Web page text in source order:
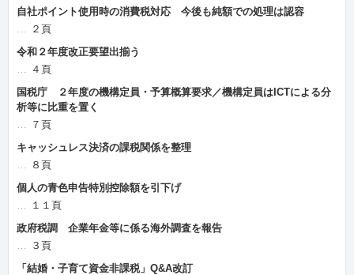
自社ポイント使用時の消費税対応 今後も純額での処理は認容
２頁
令和２年度改正要望出揃う
４頁
国税庁 ２年度の機構定員・予算概算要求／機構定員はICTによる分
析等に比重を置く
７頁
キャッシュレス決済の課税関係を整理
８頁
個人の青色申告特別控除額を引下げ
１１頁
政府税調 企業年金等に係る海外調査を報告
３頁
「結婚・子育て資金非課税」Q&A改訂